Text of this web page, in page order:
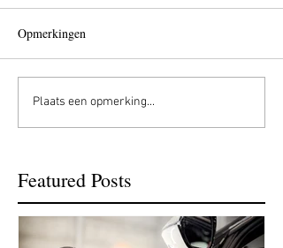
Opmerkingen
Plaats een opmerking...
Featured Posts